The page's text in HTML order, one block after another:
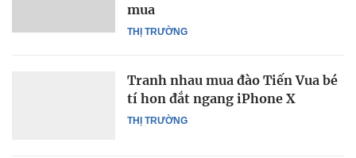
THỊ TRƯỜNG
mua
THỊ TRƯỜNG
Tranh nhau mua đào Tiến Vua bé
tí hon đắt ngang iPhone X